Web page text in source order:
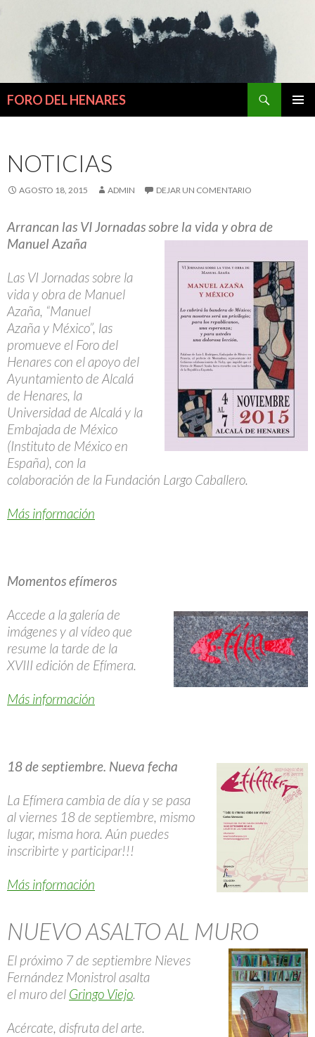
FORO DEL HENARES
NOTICIAS
AGOSTO 18, 2015 ADMIN DEJAR UN COMENTARIO
Arrancan las VI Jornadas sobre la vida y obra de
Manuel Azaña
Las VI Jornadas sobre la
vida y obra de Manuel
Azaña, “Manuel
Azaña y México”, las
promueve el Foro del
Henares con el apoyo del
Ayuntamiento de Alcalá
de Henares, la
Universidad de Alcalá y la
Embajada de México
(Instituto de México en
España), con la
colaboración de la Fundación Largo Caballero.
Más información
Momentos efímeros
Accede a la galería de
imágenes y al vídeo que
resume la tarde de la
XVIII edición de Efímera.
Más información
18 de septiembre. Nueva fecha
La Efímera cambia de día y se pasa
al viernes 18 de septiembre, mismo
lugar, misma hora. Aún puedes
inscribirte y participar!!!
Más información
NUEVO ASALTO AL MURO
El próximo 7 de septiembre Nieves
Fernández Monistrol asalta
el muro del Gringo Viejo.
Acércate, disfruta del arte.